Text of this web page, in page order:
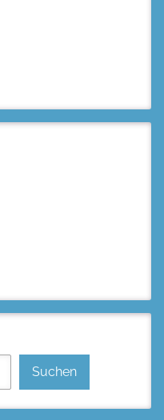
Suchen